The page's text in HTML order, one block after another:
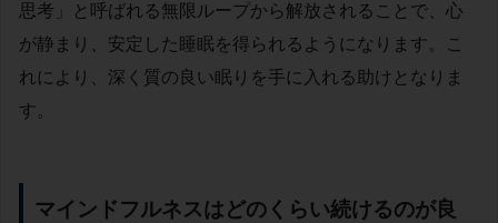
思考」と呼ばれる無限ループから解放されることで、心
が静まり、安定した睡眠を得られるようになります。こ
れにより、深く質の良い眠りを手に入れる助けとなりま
す。
マインドフルネスはどのくらい続けるのが良